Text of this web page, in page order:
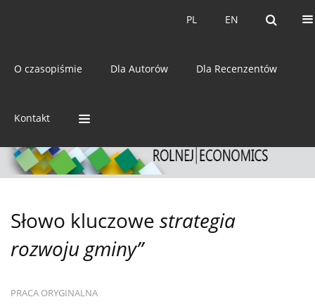
EN
PL EN
PL
O czasopiśmie Dla Autorów Dla Recenzentów
Kontakt
ISSN: 0044-1600
Słowo kluczowe strategia
rozwoju gminy”
PRACA ORYGINALNA